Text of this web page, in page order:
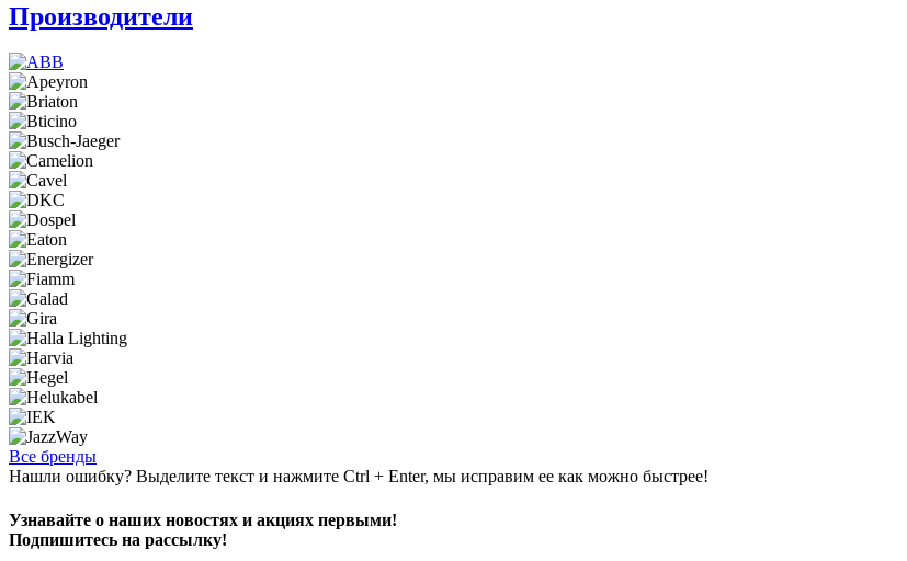
Производители
Все бренды
Нашли ошибку? Выделите текст и нажмите Ctrl + Enter, мы исправим ее как можно быстрее!
Узнавайте о наших новостях и акциях первыми!
Подпишитесь на рассылку!